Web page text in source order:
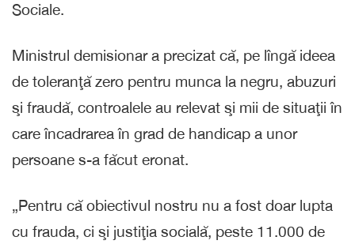
Sociale.
Ministrul demisionar a precizat că, pe lîngă ideea
de toleranţă zero pentru munca la negru, abuzuri
şi fraudă, controalele au relevat şi mii de situaţii în
care încadrarea în grad de handicap a unor
persoane s-a făcut eronat.
„Pentru că obiectivul nostru nu a fost doar lupta
cu frauda, ci şi justiţia socială, peste 11.000 de